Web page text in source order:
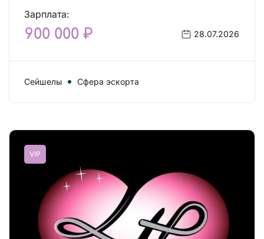
Зарплата:
900 000 ₽ 28.07.2026
Сейшелы Сфера эскорта
VIP